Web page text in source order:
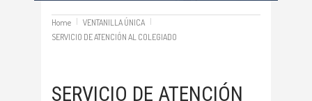
Home
VENTANILLA ÚNICA
SERVICIO DE ATENCIÓN AL COLEGIADO
SERVICIO DE ATENCIÓN